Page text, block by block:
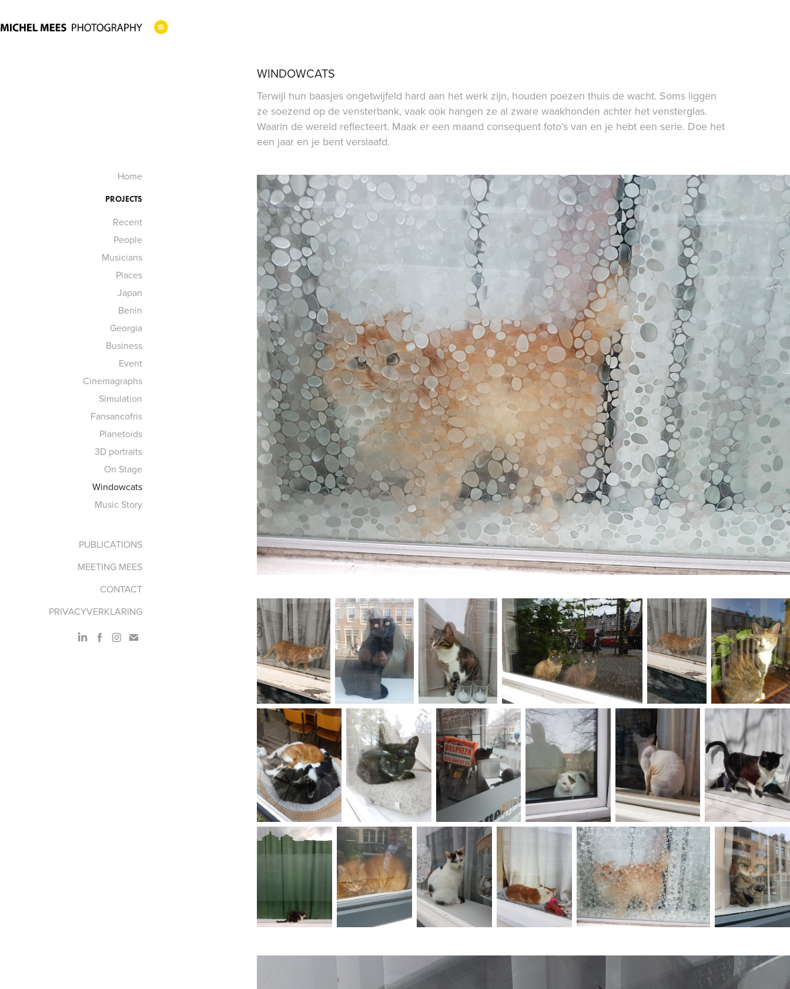
Home
PROJECTS
Recent
People
Musicians
Places
Japan
Benin
Georgia
Business
Event
Cinemagraphs
Simulation
Fansancofris
Planetoids
3D portraits
On Stage
Windowcats
Music Story
PUBLICATIONS
MEETING MEES
CONTACT
PRIVACYVERKLARING
WINDOWCATS
Terwijl hun baasjes ongetwijfeld hard aan het werk zijn, houden poezen thuis de wacht. Soms liggen
ze soezend op de vensterbank, vaak ook hangen ze al zware waakhonden achter het vensterglas.
Waarin de wereld reflecteert. Maak er een maand consequent foto’s van en je hebt een serie. Doe het
een jaar en je bent verslaafd.